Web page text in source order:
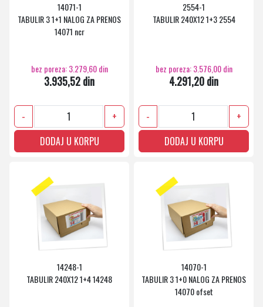
14071-1
TABULIR 3 1+1 NALOG ZA PRENOS
14071 ncr
bez poreza: 3.279,60 din
3.935,52 din
-
+
DODAJ U KORPU
2554-1
TABULIR 240X12 1+3 2554
bez poreza: 3.576,00 din
4.291,20 din
-
+
DODAJ U KORPU
14248-1
TABULIR 240X12 1+4 14248
14070-1
TABULIR 3 1+0 NALOG ZA PRENOS
14070 ofset